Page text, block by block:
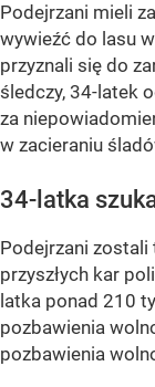
Podejrzani mieli
wywieźć do lasu
przyznali się do
śledczy, 34-latek
za
w zacieraniu
34-latka
Podejrzani
przyszłych kar
latka ponad 210
pozbawienia
pozbawienia